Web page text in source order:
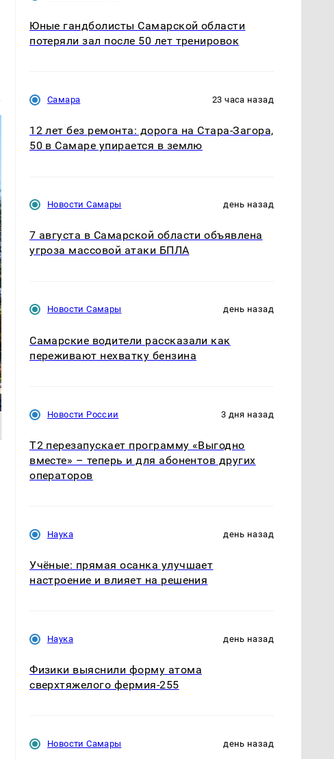
Юные гандболисты Самарской области
потеряли зал после 50 лет тренировок
Самара 23 часа назад
12 лет без ремонта: дорога на Стара-Загора,
50 в Самаре упирается в землю
Новости Самары день назад
7 августа в Самарской области объявлена
угроза массовой атаки БПЛА
Новости Самары день назад
Самарские водители рассказали как
переживают нехватку бензина
Новости России 3 дня назад
Т2 перезапускает программу «Выгодно
вместе» – теперь и для абонентов других
операторов
Наука день назад
Учёные: прямая осанка улучшает
настроение и влияет на решения
Наука день назад
Физики выяснили форму атома
сверхтяжелого фермия-255
Новости Самары день назад